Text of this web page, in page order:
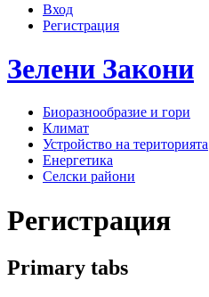
Вход
Регистрация
Зелени Закони
Биоразнообразие и гори
Климат
Устройство на територията
Енергетика
Селски райони
Регистрация
Primary tabs